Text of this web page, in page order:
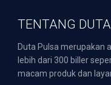
TENTANG
Duta Pulsa merupakan
lebih dari 300 biller
macam produk dan